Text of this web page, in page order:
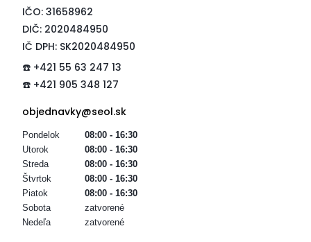
IČO: 31658962
DIČ: 2020484950
IČ DPH: SK2020484950
☎️ +421 55 63 247 13
☎️ +421 905 348 127
objednavky@seol.sk
Pondelok
08:00 - 16:30
Utorok
08:00 - 16:30
Streda
08:00 - 16:30
Štvrtok
08:00 - 16:30
Piatok
08:00 - 16:30
Sobota
zatvorené
Nedeľa
zatvorené